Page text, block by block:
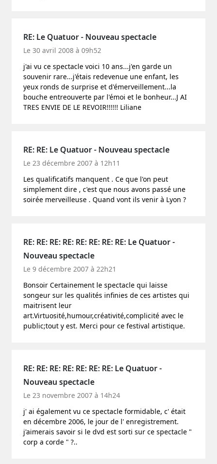
RE: Le Quatuor - Nouveau spectacle
Le 30 avril 2008 à 09h52
j'ai vu ce spectacle voici 10 ans...j'en garde un
souvenir rare...j'étais redevenue une enfant, les
yeux ronds de surprise et d'émerveillement...la
bouche entreouverte par l'émoi et le bonheur...J AI
TRES ENVIE DE LE REVOIR!!!!!! Liliane
RE: RE: Le Quatuor - Nouveau spectacle
Le 23 décembre 2007 à 12h11
Les qualificatifs manquent . Ce que l'on peut
simplement dire , c'est que nous avons passé une
soirée merveilleuse . Quand vont ils venir à Lyon ?
RE: RE: RE: RE: RE: RE: RE: RE: Le Quatuor -
Nouveau spectacle
Le 9 décembre 2007 à 22h21
Bonsoir Certainement le spectacle qui laisse
songeur sur les qualités infinies de ces artistes qui
maitrisent leur
art.Virtuosité,humour,créativité,complicité avec le
public;tout y est. Merci pour ce festival artistique.
RE: RE: RE: RE: RE: RE: RE: Le Quatuor -
Nouveau spectacle
Le 23 novembre 2007 à 14h24
j' ai également vu ce spectacle formidable, c' était
en décembre 2006, le jour de l' enregistrement.
j'aimerais savoir si le dvd est sorti sur ce spectacle "
corp a corde " ?..